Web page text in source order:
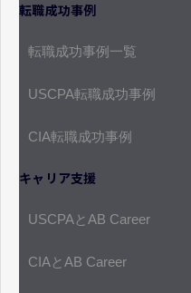
転職成功事例
転職成功事例一覧
USCPA転職成功事例
CIA転職成功事例
キャリア支援
USCPAとAB Career
CIAとAB Career